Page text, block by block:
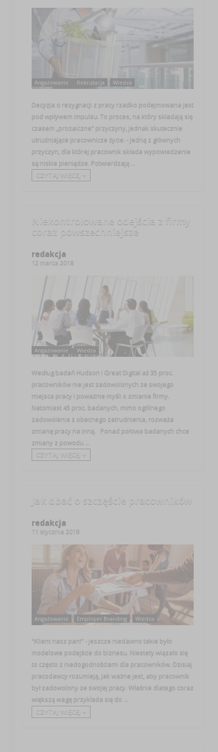
Angażowanie Rekrutacja Wiedza
Decyzja o rezygnacji z pracy rzadko podejmowana jest
pod wpływem impulsu. To proces, na który składają się
czasem „prozaiczne” przyczyny, jednak skutecznie
utrudniające pracownicze życie. - Jedną z głównych
przyczyn, dla której pracownik składa wypowiedzenie
są niskie pieniądze. Potwierdzają ...
CZYTAJ WIĘCEJ +
Niekontrolowane odejścia z firmy
coraz powszechniejsze
redakcja
12 marca 2018
Angażowanie Wiedza
Według badań Hudson i Great Digital aż 35 proc.
pracowników nie jest zadowolonych ze swojego
miejsca pracy i poważnie myśli o zmianie firmy.
Natomiast 45 proc. badanych, mimo ogólnego
zadowolenia z obecnego zatrudnienia, rozważa
zmianę pracy na inną. Ponad połowa badanych chce
zmiany z powodu ...
CZYTAJ WIĘCEJ +
Jak dbać o szczęście pracowników
redakcja
11 stycznia 2018
Angażowanie Employer Branding Wiedza
“Klient nasz pan!” - jeszcze niedawno takie było
modelowe podejście do biznesu. Niestety wiązało się
to często z niedogodnościami dla pracowników. Dzisiaj
pracodawcy rozumieją, jak ważne jest, aby pracownik
był zadowolony ze swojej pracy. Właśnie dlatego coraz
większą wagę przykłada się do ...
CZYTAJ WIĘCEJ +